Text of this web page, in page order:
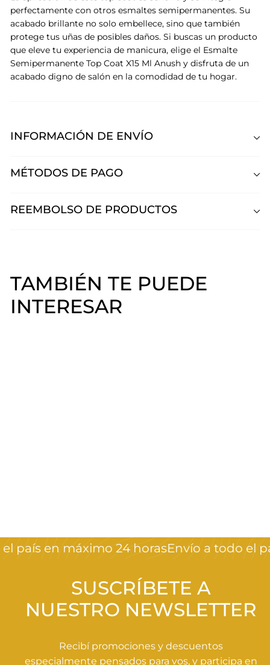
perfectamente con otros esmaltes semipermanentes. Su
acabado brillante no solo embellece, sino que también
protege tus uñas de posibles daños. Si buscas un producto
que eleve tu experiencia de manicura, elige el Esmalte
Semipermanente Top Coat X15 Ml Anush y disfruta de un
acabado digno de salón en la comodidad de tu hogar.
INFORMACIÓN DE ENVÍO
MÉTODOS DE PAGO
REEMBOLSO DE PRODUCTOS
TAMBIÉN TE PUEDE
INTERESAR
0
,
país en máximo 24 horasEnvío a todo el
SUSCRÍBETE A
NUESTRO NEWSLETTER
Recibí promociones y descuentos
especialmente pensados para vos, y participa en